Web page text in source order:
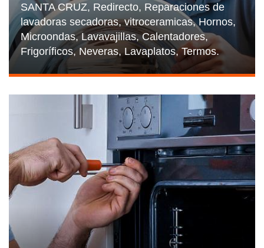
SANTA CRUZ, Redirecto, Reparaciones de
lavadoras secadoras, vitroceramicas, Hornos,
Microondas, Lavavajillas, Calentadores,
Frigoríficos, Neveras, Lavaplatos, Termos.